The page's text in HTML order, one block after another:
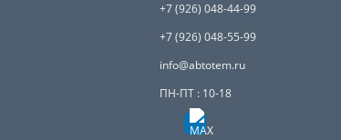
+7 (926) 048-44-99
+7 (926) 048-55-99
info@abtotem.ru
ПН-ПТ : 10-18